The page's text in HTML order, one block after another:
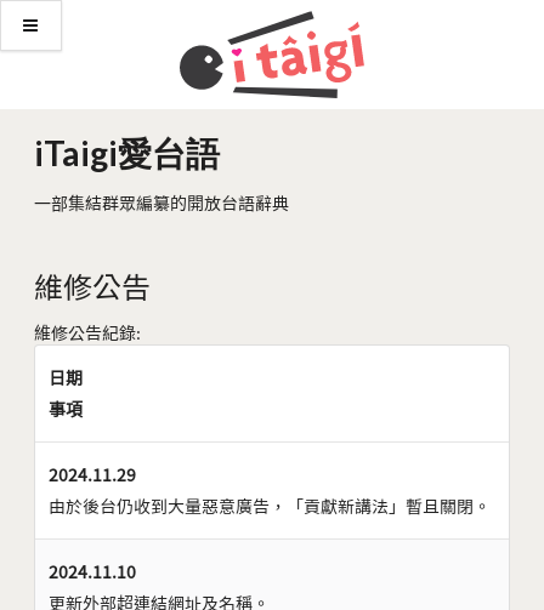
iTaigi愛台語
一部集結群眾編纂的開放台語辭典
維修公告
維修公告紀錄:
日期
事項
2024.11.29
由於後台仍收到大量惡意廣告，「貢獻新講法」暫且關閉。
2024.11.10
更新外部超連結網址及名稱。